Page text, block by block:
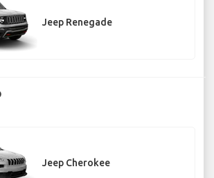
Jeep Renegade
Jeep Cherokee